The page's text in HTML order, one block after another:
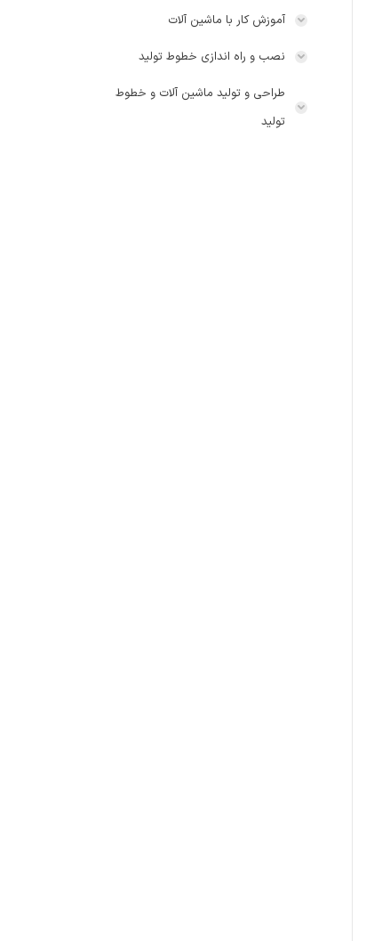
آموزش کار با ماشین آلات
نصب و راه اندازی خطوط تولید
طراحی و تولید ماشین آلات و خطوط
تولید